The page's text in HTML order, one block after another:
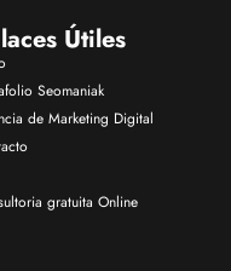
Útiles
Seomaniak
de Marketing Digital
gratuita Online